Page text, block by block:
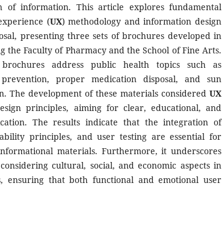
of information. This article explores fundamental
(UX) methodology and information design
presenting three sets of brochures developed in
the Faculty of Pharmacy and the School of Fine Arts.
address public health topics such as
proper medication disposal, and sun
The development of these materials considered UX
principles, aiming for clear, educational, and
The results indicate that the integration of
principles, and user testing are essential for
materials. Furthermore, it underscores
cultural, social, and economic aspects in
ensuring that both functional and emotional user